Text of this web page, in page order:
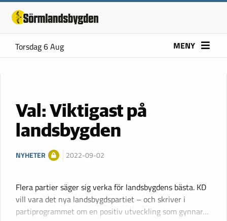
Torsdag 6 Aug MENY
Val: Viktigast på
landsbygden
NYHETER 2022-09-02
Flera partier säger sig verka för landsbygdens bästa. KD
vill vara det nya landsbygdspartiet – och skriver i
partiprogrammet om en positiv utveckling som gynnar…